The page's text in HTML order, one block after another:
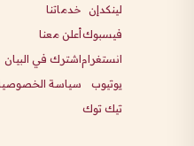
لينكدإن
فيسبوك
انستغرام
يوتيوب
تيك توك
خدماتنا
أعلن معنا
اشترك في البيان
سياسة